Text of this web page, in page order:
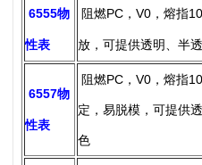
6555物
性表
阻燃PC，V0，熔指
放，可提供透明、半
6557物
性表
阻燃PC，V0，熔指
定，易脱模，可提供
色